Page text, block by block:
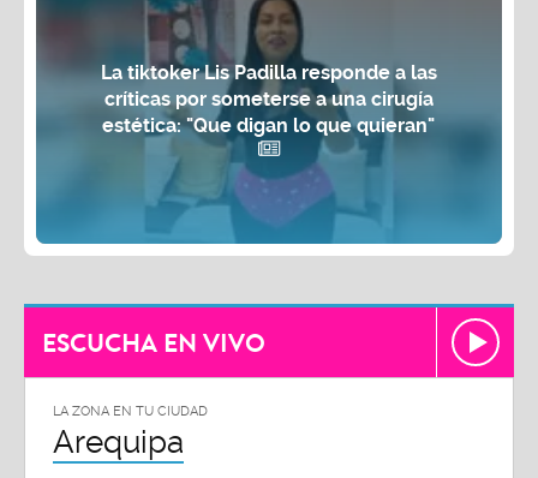
La tiktoker Lis Padilla responde a las
críticas por someterse a una cirugía
estética: "Que digan lo que quieran"
ESCUCHA EN VIVO
LA ZONA EN TU CIUDAD
Arequipa